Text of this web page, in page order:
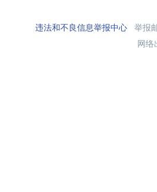
违法和不良信息举报中心举报
网